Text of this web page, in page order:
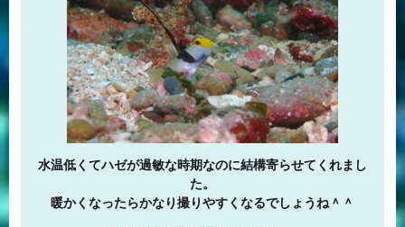
水温低くてハゼが過敏な時期なのに結構寄らせてくれまし
た。
暖かくなったらかなり撮りやすくなるでしょうね＾＾